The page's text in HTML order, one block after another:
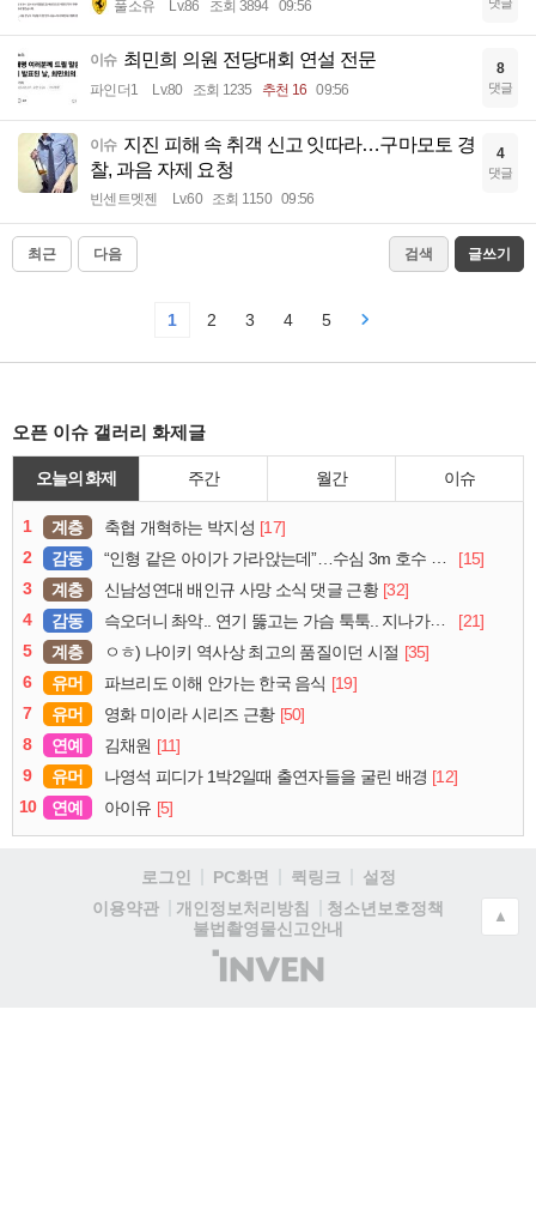
풀소유 Lv.86 조회 3894 09:56 댓글
이슈 최민희 의원 전당대회 연설 전문
파인더1 Lv.80 조회 1235 추천 16 09:56
8
댓글
이슈 지진 피해 속 취객 신고 잇따라…구마모토 경
찰, 과음 자제 요청
빈센트멧젠 Lv.60 조회 1150 09:56
4
댓글
최근 다음 검색 글쓰기
1 2 3 4 5
오픈 이슈 갤러리 화제글
오늘의 화제 주간 월간 이슈
1 계층 축협 개혁하는 박지성 [17]
2
감동 “인형 같은 아이가 가라앉는데”…수심 3m 호수 뛰어든 60대 의인
[15]
3
계층 신남성연대 배인규 사망 소식 댓글 근황 [32]
4
감동 슥오더니 촤악.. 연기 뚫고는 가슴 툭툭.. 지나가던 아재의 정체
[21]
5
계층 ㅇㅎ) 나이키 역사상 최고의 품질이던 시절 [35]
6
유머 파브리도 이해 안가는 한국 음식 [19]
7
유머 영화 미이라 시리즈 근황 [50]
8
연예 김채원 [11]
9
유머 나영석 피디가 1박2일때 출연자들을 굴린 배경 [12]
10
연예 아이유 [5]
로그인 PC화면 퀵링크
설정
이용약관
개인정보처리방침
청소년보호정책
불법촬영물신고안내
(주)
인
▲